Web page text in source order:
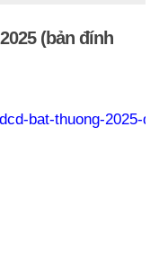
(bản đính
bat-thuong-2025-